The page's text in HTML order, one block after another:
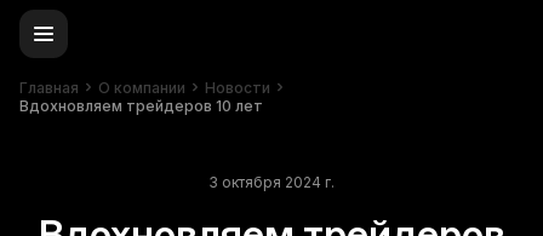
Главная О компании
Новости
Вдохновляем трейдеров 10 лет
3 октября 2024 г.